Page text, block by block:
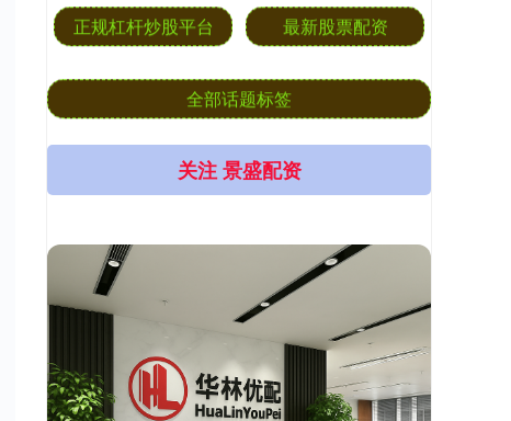
正规杠杆炒股平台 最新股票配资
全部话题标签
关注 景盛配资